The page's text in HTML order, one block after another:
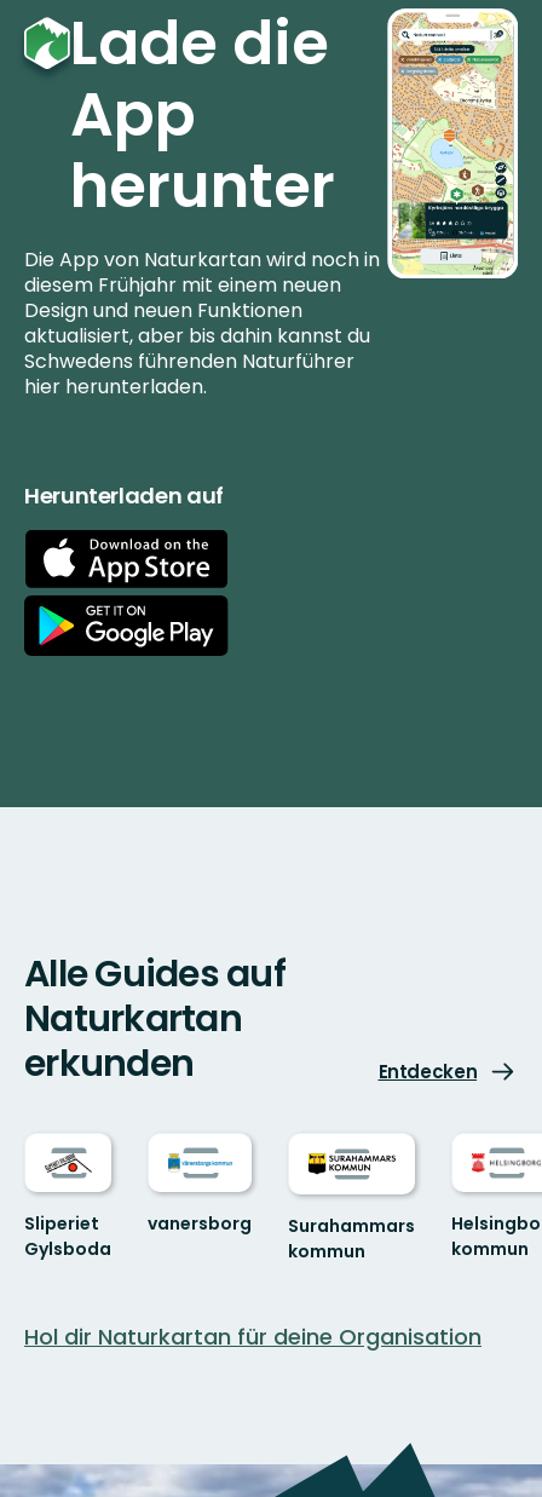
Lade die
App
herunter
Die App von Naturkartan wird noch in
diesem Frühjahr mit einem neuen
Design und neuen Funktionen
aktualisiert, aber bis dahin kannst du
Schwedens führenden Naturführer
hier herunterladen.
Herunterladen auf
App
Store
Google
Play
Alle Guides auf
Naturkartan
erkunden
Entdecken
Sliperiet
Gylsboda
Gylsbodas
vanersborg
Surahammars
kommun
kommun
för
Hol dir Naturkartan für deine Organisation